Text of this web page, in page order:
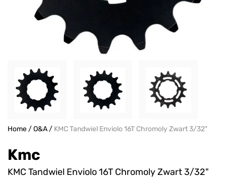
Home/O&A/ KMC Tandwiel Enviolo 16T Chromoly Zwart 3/32"
Kmc
KMC Tandwiel Enviolo 16T Chromoly Zwart 3/32"